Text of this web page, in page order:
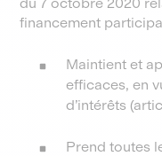
financement
Maintient et
efficaces, en
d’intérêts
Prend toutes